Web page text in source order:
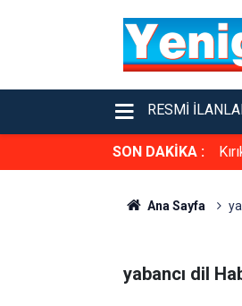
RESMI
SON DAKİKA :
Ana Sayfa
yabancı dil